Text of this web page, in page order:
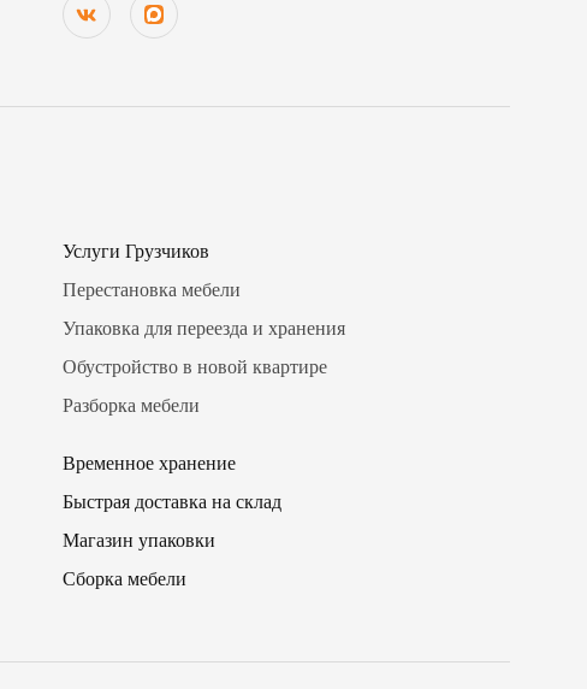
Услуги Грузчиков
Перестановка мебели
Упаковка для переезда и хранения
Обустройство в новой квартире
Разборка мебели
Временное хранение
Быстрая доставка на склад
Магазин упаковки
Сборка мебели